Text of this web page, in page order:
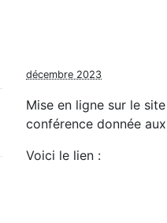
décembre 2023
Mise en ligne sur le
conférence donnée
Voici le lien :